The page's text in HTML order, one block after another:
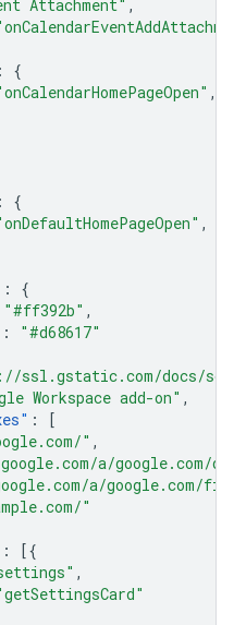
Attachment" ,
:
{
,
:
{
,
:
{
"#ff392b" ,
:
"#d68617"
ssl.gstatic.com/docs/
Workspace add-on" ,
" :
[
" ,
a/google.com/
a/google.com/
"
:
[{
,